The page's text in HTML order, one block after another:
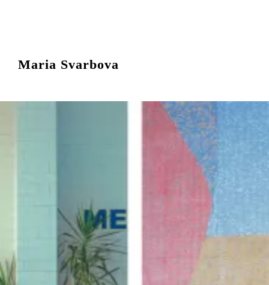
Maria Svarbova